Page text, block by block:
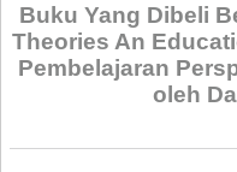
Buku Yang Dibeli
Theories An
Pembelajaran
oleh